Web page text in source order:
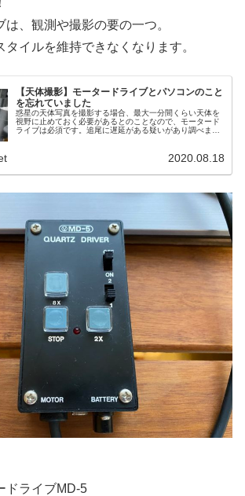
、観測や撮影の要の一つ。
イルを維持できなくなります。
【天体撮影】モータードライブとパソコンのこと
を忘れていました
惑星の天体写真を撮影する場合、最大一分間くらい天体を
視野に止めておく必要があるとのことなので、モータード
ライブは必須です。追尾に遅延がある疑いがあり調べま
2020.08.18
ドライブMD-5